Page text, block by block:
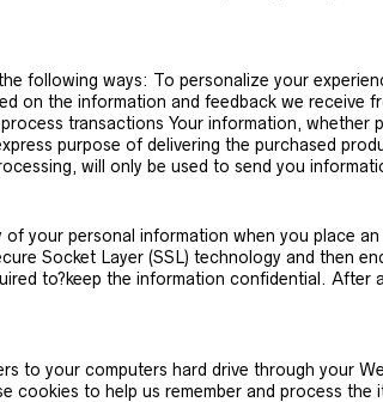
following ways: To personalize your
on the information and feedback we receive
transactions Your information,
purpose of delivering the purchased
will only be used to send you
your personal information when you place
Socket Layer (SSL) technology and then
to?keep the information confidential.
to your computers hard drive through your
cookies to help us remember and process